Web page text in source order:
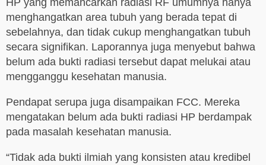
menghangatkan area tubuh yang berada tepat di
sebelahnya, dan tidak cukup menghangatkan tubuh
secara signifikan. Laporannya juga menyebut bahwa
belum ada bukti radiasi tersebut dapat melukai atau
mengganggu kesehatan manusia.
Pendapat serupa juga disampaikan FCC. Mereka
mengatakan belum ada bukti radiasi HP berdampak
pada masalah kesehatan manusia.
“Tidak ada bukti ilmiah yang konsisten atau kredibel